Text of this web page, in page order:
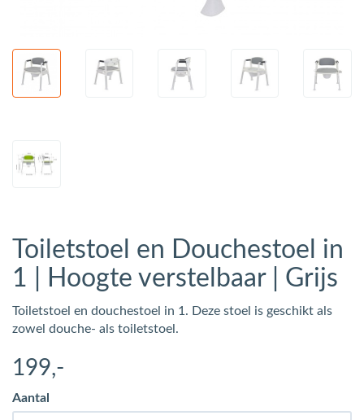
Toiletstoel en Douchestoel in
1 | Hoogte verstelbaar | Grijs
Toiletstoel en douchestoel in 1. Deze stoel is geschikt als
zowel douche- als toiletstoel.
199,-
Aantal